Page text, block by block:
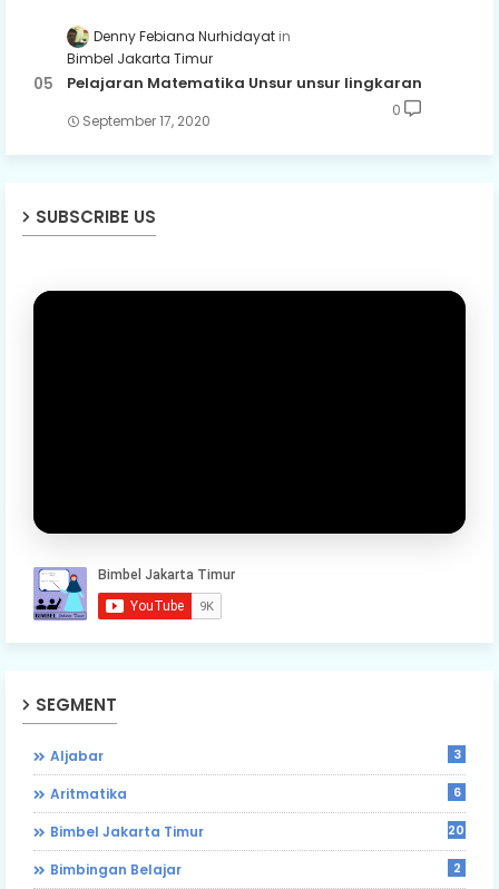
Denny Febiana Nurhidayat
Bimbel Jakarta Timur
Pelajaran Matematika Unsur unsur lingkaran
September 17, 2020
0
SUBSCRIBE US
SEGMENT
Aljabar 3
Aritmatika 6
Bimbel Jakarta Timur 204
Bimbingan Belajar 2